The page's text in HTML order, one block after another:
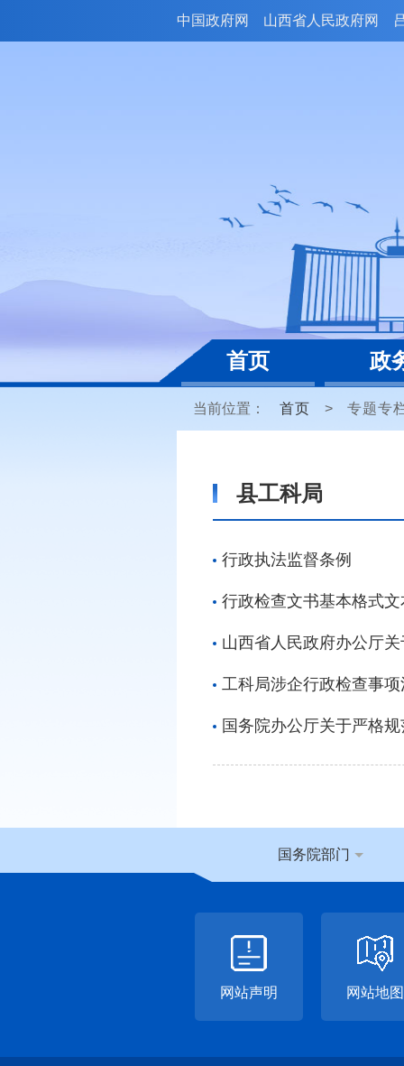
中国政府网 山西省人民政府网
首页 政
当前位置： 首页 > 专题专
县工科局
行政执法监督条例
行政检查文书基本格式
山西省人民政府办公厅
工科局涉企行政检查事项
国务院办公厅关于严格
国务院部门
网站声明 网站地图